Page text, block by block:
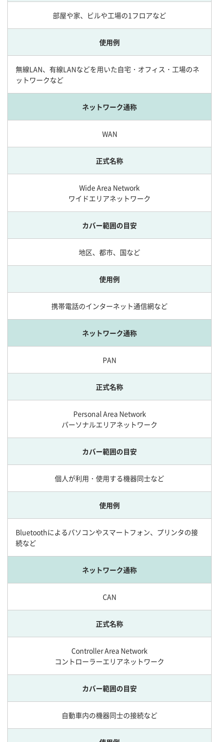
部屋や家、ビルや工場の1フロアなど
使用例
無線LAN、有線LANなどを用いた自宅・オフィス・工場のネ
ットワークなど
ネットワーク通称
WAN
正式名称
Wide Area Network
ワイドエリアネットワーク
カバー範囲の目安
地区、都市、国など
使用例
携帯電話のインターネット通信網など
ネットワーク通称
PAN
正式名称
Personal Area Network
パーソナルエリアネットワーク
カバー範囲の目安
個人が利用・使用する機器同士など
使用例
Bluetoothによるパソコンやスマートフォン、プリンタの接
続など
ネットワーク通称
CAN
正式名称
Controller Area Network
コントローラーエリアネットワーク
カバー範囲の目安
自動車内の機器同士の接続など